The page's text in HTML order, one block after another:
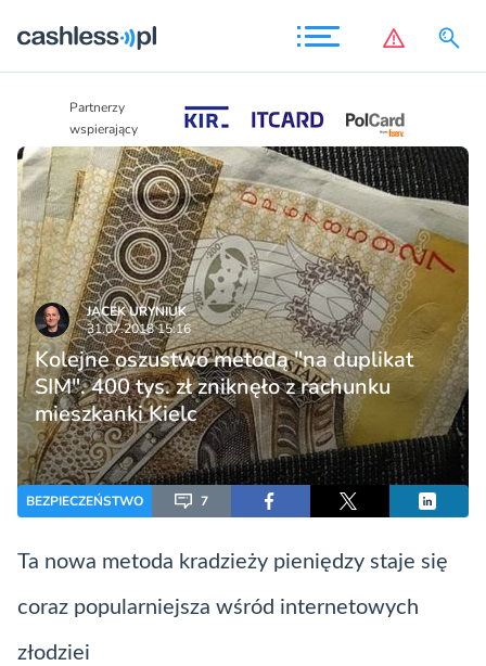
Partnerzy
wspierający
JACEK URYNIUK
31.07.2018 15:16
Kolejne oszustwo metodą "na duplikat
SIM". 400 tys. zł zniknęło z rachunku
mieszkanki Kielc
BEZPIECZEŃSTWO 7
Ta nowa metoda kradzieży pieniędzy staje się
coraz popularniejsza wśród internetowych
złodziei